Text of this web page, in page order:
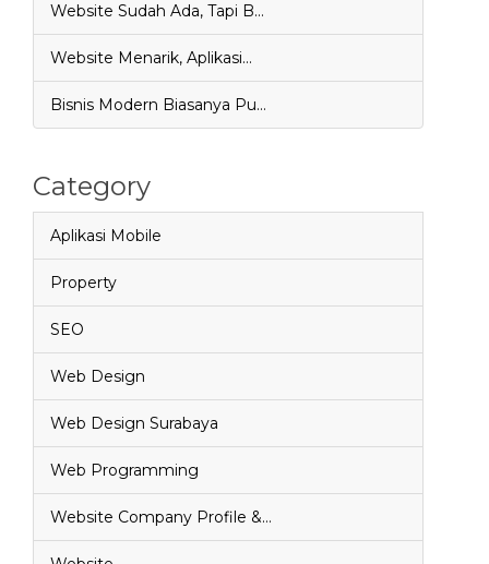
Website Sudah Ada, Tapi B…
Website Menarik, Aplikasi…
Bisnis Modern Biasanya Pu…
Category
Aplikasi Mobile
Property
SEO
Web Design
Web Design Surabaya
Web Programming
Website Company Profile &…